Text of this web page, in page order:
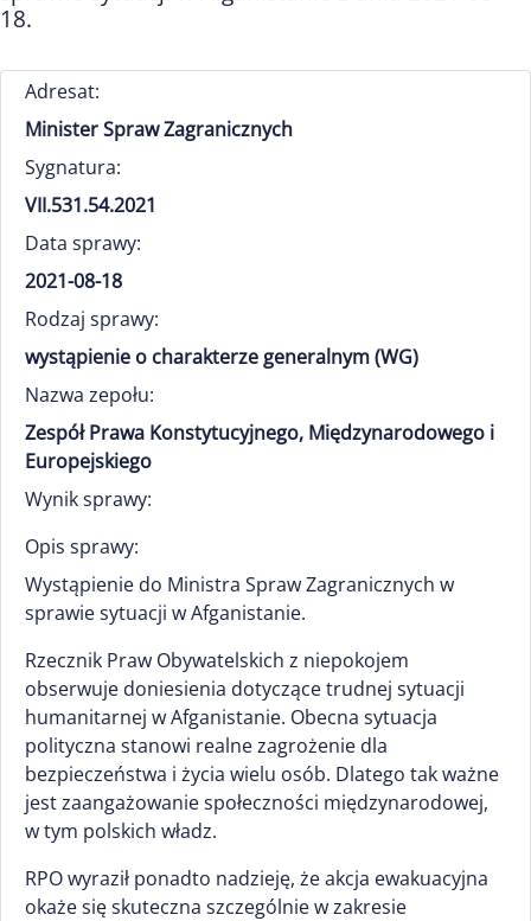
18.
Adresat:
Minister Spraw Zagranicznych
Sygnatura:
VII.531.54.2021
Data sprawy:
2021-08-18
Rodzaj sprawy:
wystąpienie o charakterze generalnym (WG)
Nazwa zepołu:
Zespół Prawa Konstytucyjnego, Międzynarodowego i
Europejskiego
Wynik sprawy:
Opis sprawy:
Wystąpienie do Ministra Spraw Zagranicznych w
sprawie sytuacji w Afganistanie.
Rzecznik Praw Obywatelskich z niepokojem
obserwuje doniesienia dotyczące trudnej sytuacji
humanitarnej w Afganistanie. Obecna sytuacja
polityczna stanowi realne zagrożenie dla
bezpieczeństwa i życia wielu osób. Dlatego tak ważne
jest zaangażowanie społeczności międzynarodowej,
w tym polskich władz.
RPO wyraził ponadto nadzieję, że akcja ewakuacyjna
okaże się skuteczna szczególnie w zakresie